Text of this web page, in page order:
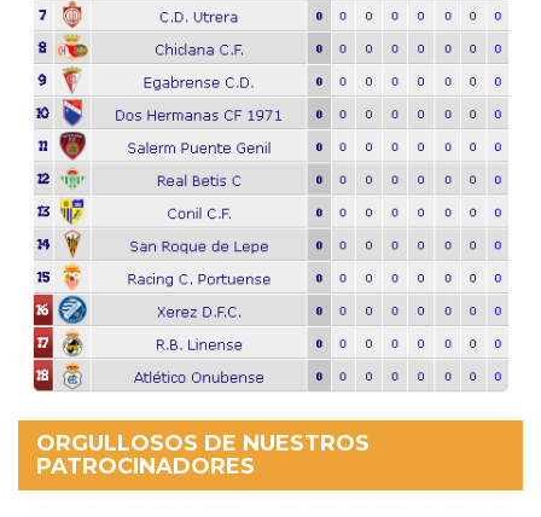
ORGULLOSOS DE NUESTROS
PATROCINADORES